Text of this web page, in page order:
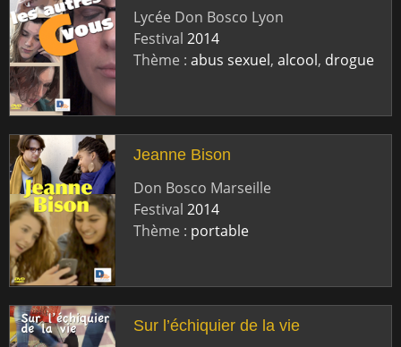
Lycée Don Bosco Lyon
Festival 2014
Thème : abus sexuel, alcool, drogue
Jeanne Bison
Don Bosco Marseille
Festival 2014
Thème : portable
Sur l’échiquier de la vie